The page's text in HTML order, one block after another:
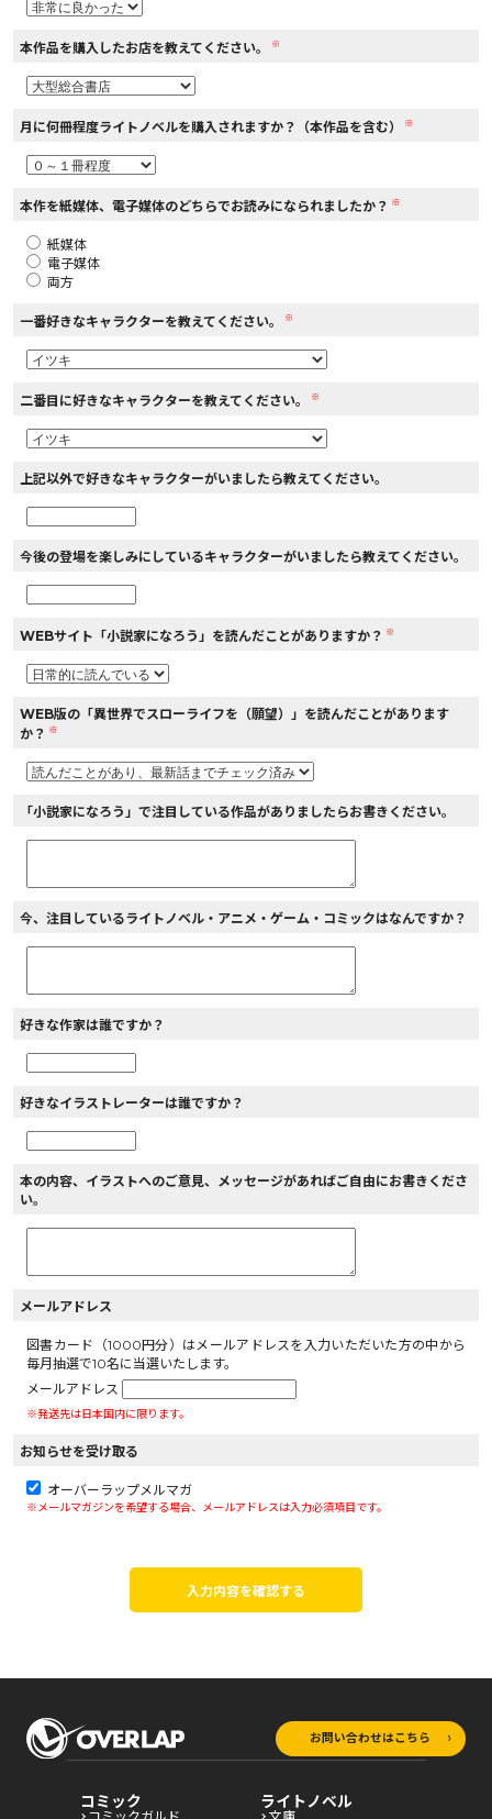
本作品を購入したお店を教えてください。 ※
月に何冊程度ライトノベルを購入されますか？（本作品を含む） ※
本作を紙媒体、電子媒体のどちらでお読みになられましたか？ ※
紙媒体
電子媒体
両方
一番好きなキャラクターを教えてください。 ※
二番目に好きなキャラクターを教えてください。 ※
上記以外で好きなキャラクターがいましたら教えてください。
今後の登場を楽しみにしているキャラクターがいましたら教えてください。
WEBサイト「小説家になろう」を読んだことがありますか？ ※
WEB版の「異世界でスローライフを（願望）」を読んだことがあります
か？ ※
「小説家になろう」で注目している作品がありましたらお書きください。
今、注目しているライトノベル・アニメ・ゲーム・コミックはなんですか？
好きな作家は誰ですか？
好きなイラストレーターは誰ですか？
本の内容、イラストへのご意見、メッセージがあればご自由にお書きくださ
い。
メールアドレス
図書カード（1000円分）はメールアドレスを入力いただいた方の中から
毎月抽選で10名に当選いたします。
メールアドレス
※発送先は日本国内に限ります。
お知らせを受け取る
オーバーラップメルマガ
※メールマガジンを希望する場合、メールアドレスは入力必須項目です。
入力内容を確認する
お問い合わせはこちら
コミック ライトノベル